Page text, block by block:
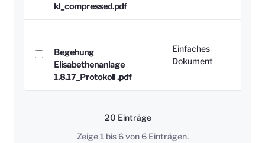
kl_compressed.pdf
Begehung
Elisabethenanlage
1.8.17_Protokoll .pdf
Einfaches
Dokument
20 Einträge
Pro Seite
Zeige 1 bis 6 von 6 Einträgen.